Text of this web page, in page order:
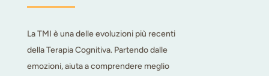
La TMI è una delle evoluzioni più recenti
della Terapia Cognitiva. Partendo dalle
emozioni, aiuta a comprendere meglio